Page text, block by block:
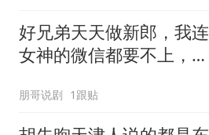
好兄弟天天做新郎，我连
女神的微信都要不上，真
朋哥说剧 1跟贴